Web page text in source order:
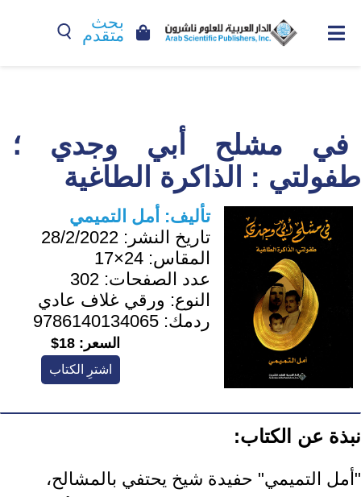
بحث
متقدم
في مشلح أبي وجدي ؛
طفولتي : الذاكرة الطاغية
تأليف: أمل التميمي
تاريخ النشر: 28/2/2022
المقاس: 24×17
عدد الصفحات: 302
النوع: ورقي غلاف عادي
ردمك: 9786140134065
السعر: 18$
اشترِ الكتاب
نبذة عن الكتاب:
"أمل التميمي" حفيدة شيخ يحتفي بالمشالح،